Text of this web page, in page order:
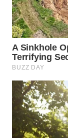
TIMUR
WN
SEMARANG
WN
SOLO
WN
BOROBUDUR